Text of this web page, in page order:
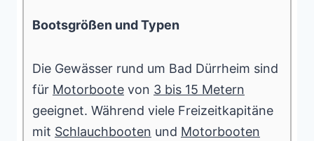
Bootsgrößen und Typen
Die Gewässer rund um Bad Dürrheim sind
für Motorboote von 3 bis 15 Metern
geeignet. Während viele Freizeitkapitäne
mit Schlauchbooten und Motorbooten